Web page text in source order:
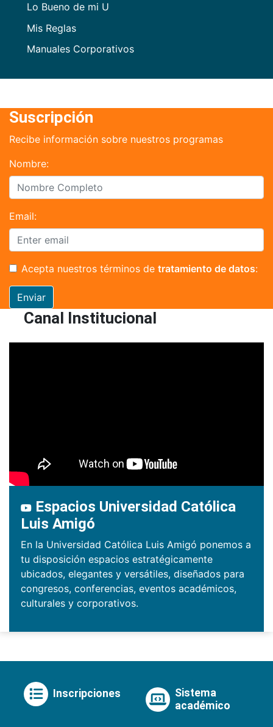
Lo Bueno de mi U
Mis Reglas
Manuales Corporativos
Suscripción
Recibe información sobre nuestros programas
Nombre:
Email:
Acepta nuestros términos de tratamiento de datos:
Enviar
Canal Institucional
Espacios Universidad Católica
Luis Amigó
En la Universidad Católica Luis Amigó ponemos a
tu disposición espacios estratégicamente
ubicados, elegantes y versátiles, diseñados para
congresos, conferencias, eventos académicos,
culturales y corporativos.
Inscripciones
Sistema
académico